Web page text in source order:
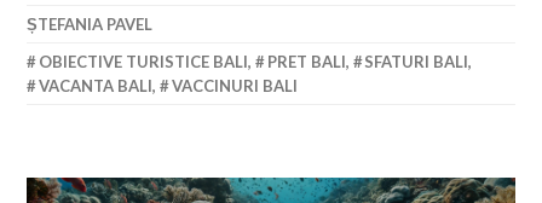
ȘTEFANIA PAVEL
OBIECTIVE TURISTICE BALI, PRET BALI, SFATURI BALI,
VACANTA BALI, VACCINURI BALI